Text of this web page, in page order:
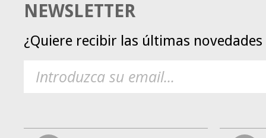
NEWSLETTER
¿Quiere recibir las últimas